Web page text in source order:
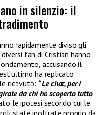
in silenzio: il
rapidamente diviso gli
fan di Cristian hanno
accusando il
ha replicato
ricevuto: “Le chat, per i
da chi ha scoperto tutto
le ipotesi secondo cui le
state inoltrate proprio da